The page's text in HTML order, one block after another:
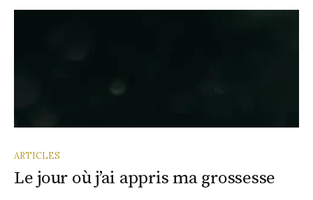
ARTICLES
Le jour où j’ai appris ma grossesse